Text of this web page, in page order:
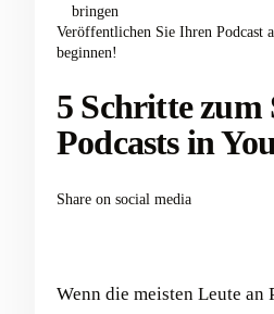
bringen
Veröffentlichen Sie Ihren Podcast
beginnen!
5 Schritte zum
Podcasts in
Share on social media
Wenn die meisten Leute an